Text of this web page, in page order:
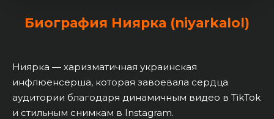
Биография Ниярка (niyarkalol)
Ниярка — харизматичная украинская
инфлюенсерша, которая завоевала сердца
аудитории благодаря динамичным видео в TikTok
и стильным снимкам в Instagram.